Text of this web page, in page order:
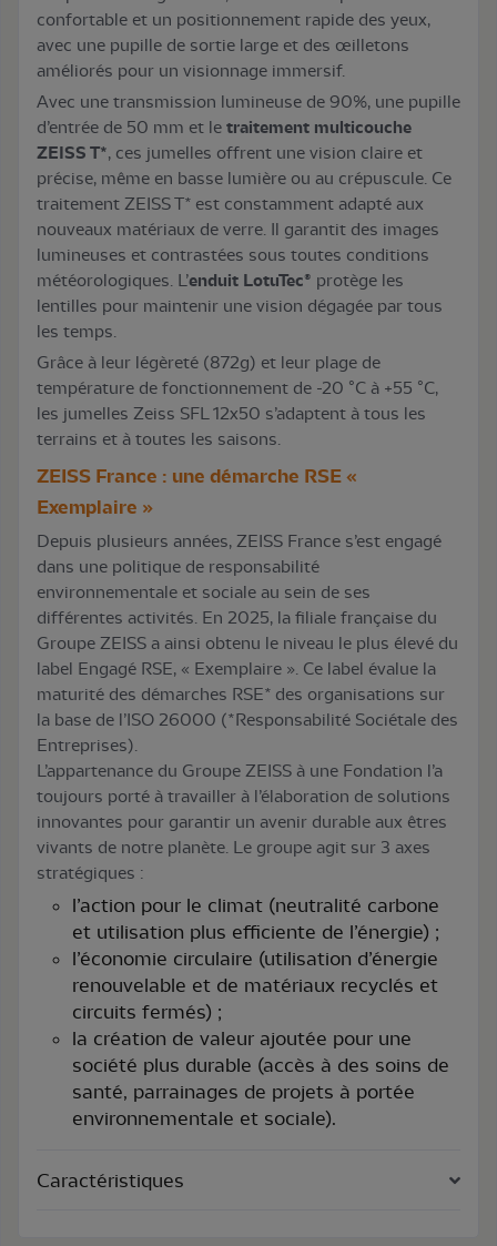
confortable et un positionnement rapide des yeux,
avec une pupille de sortie large et des œilletons
améliorés pour un visionnage immersif.
Avec une transmission lumineuse de 90%, une pupille
d’entrée de 50 mm et le traitement multicouche
ZEISS T*, ces jumelles offrent une vision claire et
précise, même en basse lumière ou au crépuscule. Ce
traitement ZEISS T* est constamment adapté aux
nouveaux matériaux de verre. Il garantit des images
lumineuses et contrastées sous toutes conditions
météorologiques. L’enduit LotuTec® protège les
lentilles pour maintenir une vision dégagée par tous
les temps.
Grâce à leur légèreté (872g) et leur plage de
température de fonctionnement de -20 °C à +55 °C,
les jumelles Zeiss SFL 12x50 s’adaptent à tous les
terrains et à toutes les saisons.
ZEISS France : une démarche RSE «
Exemplaire »
Depuis plusieurs années, ZEISS France s’est engagé
dans une politique de responsabilité
environnementale et sociale au sein de ses
différentes activités. En 2025, la filiale française du
Groupe ZEISS a ainsi obtenu le niveau le plus élevé du
label Engagé RSE, « Exemplaire ». Ce label évalue la
maturité des démarches RSE* des organisations sur
la base de l’ISO 26000 (*Responsabilité Sociétale des
Entreprises).
L’appartenance du Groupe ZEISS à une Fondation l’a
toujours porté à travailler à l’élaboration de solutions
innovantes pour garantir un avenir durable aux êtres
vivants de notre planète. Le groupe agit sur 3 axes
stratégiques :
l’action pour le climat (neutralité carbone
et utilisation plus efficiente de l’énergie) ;
l’économie circulaire (utilisation d’énergie
renouvelable et de matériaux recyclés et
circuits fermés) ;
la création de valeur ajoutée pour une
société plus durable (accès à des soins de
santé, parrainages de projets à portée
environnementale et sociale).
Caractéristiques